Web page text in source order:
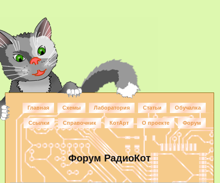
Главная Схемы Лаборатория Статьи Обучалка
Ссылки Справочник КотАрт О проекте Форум
Форум РадиоКот